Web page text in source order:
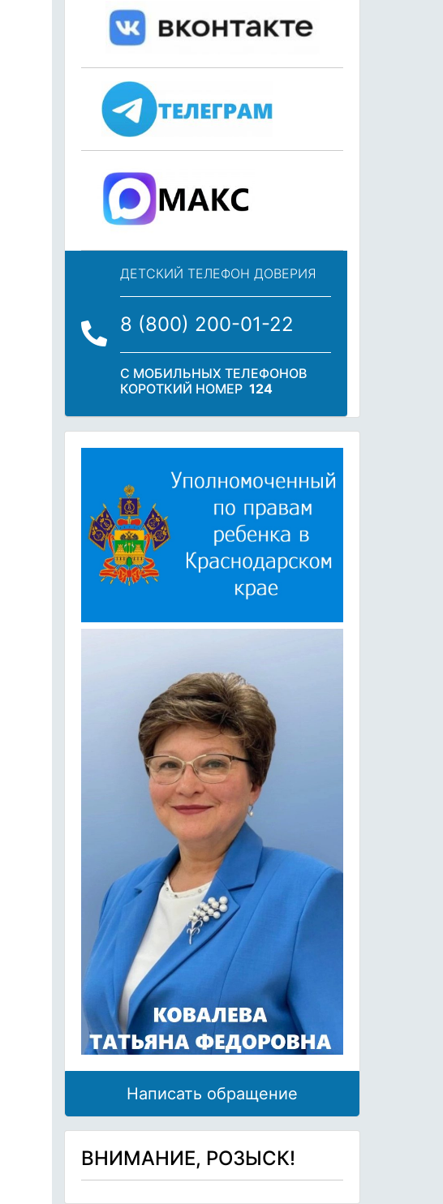
ДЕТСКИЙ ТЕЛЕФОН ДОВЕРИЯ
8 (800) 200-01-22
С МОБИЛЬНЫХ ТЕЛЕФОНОВ
КОРОТКИЙ НОМЕР 124
Написать обращение
ВНИМАНИЕ, РОЗЫСК!